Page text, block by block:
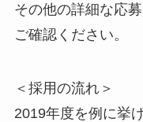
その他の詳細な応
ご確認ください。
＜採用の流れ＞
2019年度を例に挙